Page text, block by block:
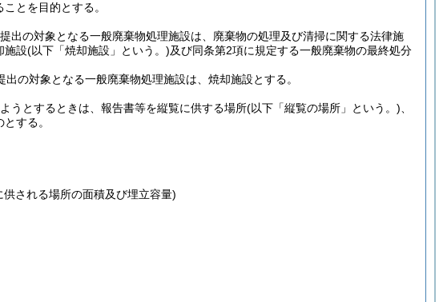
とを目的とする。
出の対象となる一般廃棄物処理施設は、廃棄物の処理及び清掃に関する法律施
施設(以下「焼却施設」という。)及び同条第2項に規定する一般廃棄物の最終処分
の対象となる一般廃棄物処理施設は、焼却施設とする。
うとするときは、報告書等を縦覧に供する場所(以下「縦覧の場所」という。)
する。
される場所の面積及び埋立容量)